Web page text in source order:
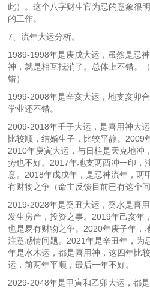
此）。这个八字财生官为忌的意象很
的工作。
7、流年大运分析。
1989-1998年是庚戌大运，虽然是忌
神，就是相互抵消了。总体上不错。
错）
1999-2008年是辛亥大运，地支亥卯
学业还不错。
2009-2018年壬子大运，是喜用神大
比较顺，结婚生子，比较平静。2009
2010年庚寅大运，与日柱是天克地冲
势也不好。2017年地支两酉冲一印，
意。2018年戊戌年，是忌神流年，两
有财物之争（命主反馈目前已有这个问
2019-2028年是癸丑大运，癸水是喜
发生房产，投资之事。2019年己亥年
也是易有财物之争。2020年庚子年，
注意感情问题。2021年是辛丑年，为
年是水木运，都是喜用神，这四年比
运，前两年平顺，最后一年不好。
2029-2048年是甲寅和乙卯大运，都